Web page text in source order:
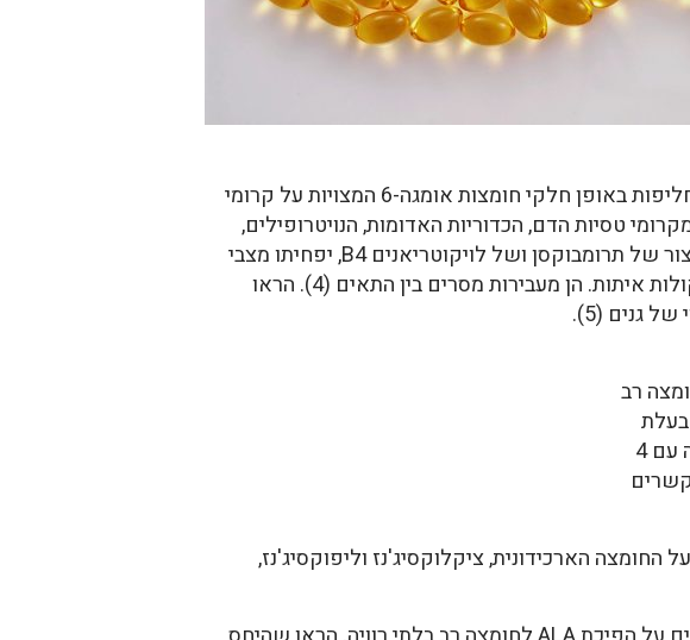
חיים וצמחים. חומצות שומניות אומגה -3, כגון EPA ו-DHA כשהן נספגות דרך המזון מחליפות באופן חלקי חומצות אומגה-6 המצויות על קרומי
(2). כשחומצות שומניות אומגה-3 הופכות לחלק מקרומי טסיות הדם, הכדוריות האדומות, הנויטרופילים,
המונוציטים, תאי הכבד ורקמות נוספות יקטינו ייצור של פרוסטגלנדינים E2, יפחיתו ייצור של תרומבוקסן ושל לויקוטריאנים B4, יפחיתו מצבי
דלקת ויסייעו לדילול הדם (3). בנוסף, מולקולות של חומצות שומניות פעילות כמולקולות איתות. הן מעבירות מסרים בין התאים (4). הראו
גנים (5).
רב
הארכידונית, ציקלוקסיג'נז וליפוקסיג'נז,